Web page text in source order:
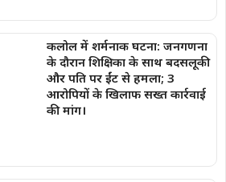
कलोल में शर्मनाक घटना: जनगणना
के दौरान शिक्षिका के साथ बदसलूकी
और पति पर ईंट से हमला; 3
आरोपियों के खिलाफ सख्त कार्रवाई
की मांग।